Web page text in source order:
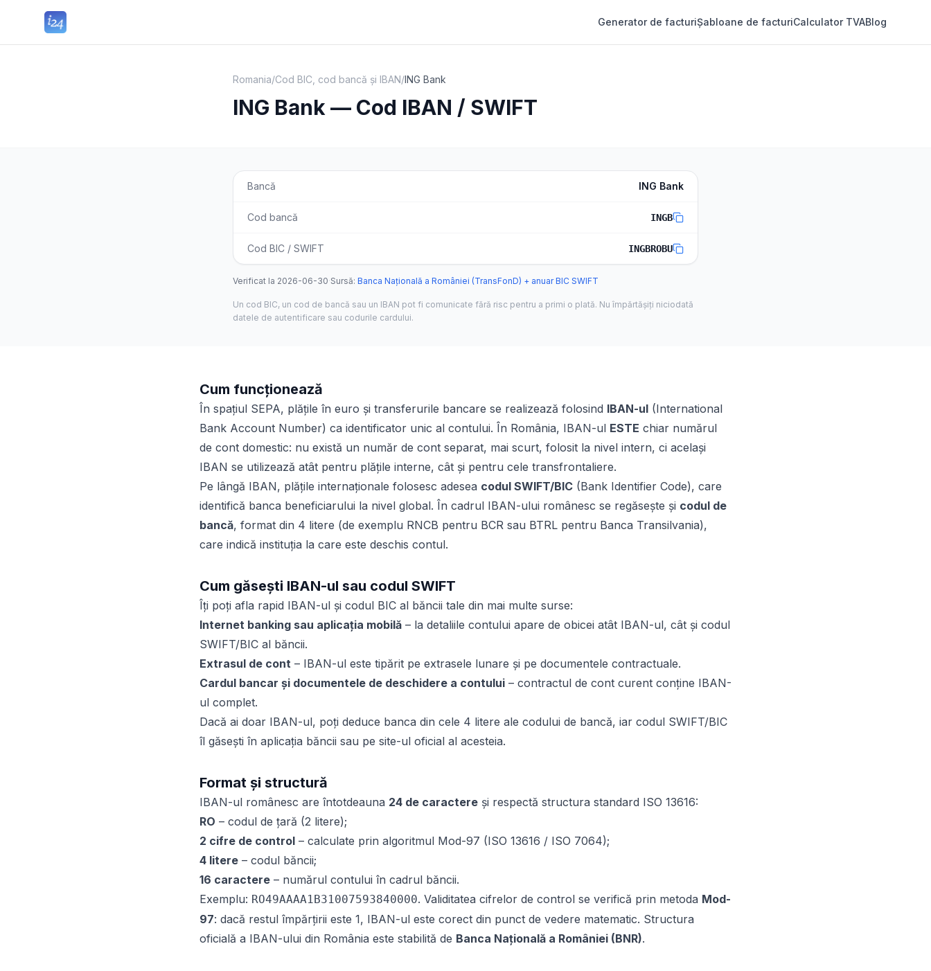
Generator de facturiȘabloane de facturiCalculator TVABlog
Romania/Cod BIC, cod bancă și IBAN/ING Bank
ING Bank — Cod IBAN / SWIFT
Bancă ING Bank
Cod bancă INGB
Cod BIC / SWIFT INGBROBU
Verificat la 2026-06-30·Sursă: Banca Națională a României (TransFonD) + anuar BIC SWIFT
Un cod BIC, un cod de bancă sau un IBAN pot fi comunicate fără risc pentru a primi o plată. Nu împărtășiți niciodată
datele de autentificare sau codurile cardului.
Cum funcționează
În spațiul SEPA, plățile în euro și transferurile bancare se realizează folosind IBAN-ul (International
Bank Account Number) ca identificator unic al contului. În România, IBAN-ul ESTE chiar numărul
de cont domestic: nu există un număr de cont separat, mai scurt, folosit la nivel intern, ci același
IBAN se utilizează atât pentru plățile interne, cât și pentru cele transfrontaliere.
Pe lângă IBAN, plățile internaționale folosesc adesea codul SWIFT/BIC (Bank Identifier Code), care
identifică banca beneficiarului la nivel global. În cadrul IBAN-ului românesc se regăsește și codul de
bancă, format din 4 litere (de exemplu RNCB pentru BCR sau BTRL pentru Banca Transilvania),
care indică instituția la care este deschis contul.
Cum găsești IBAN-ul sau codul SWIFT
Îți poți afla rapid IBAN-ul și codul BIC al băncii tale din mai multe surse:
Internet banking sau aplicația mobilă – la detaliile contului apare de obicei atât IBAN-ul, cât și codul
SWIFT/BIC al băncii.
Extrasul de cont – IBAN-ul este tipărit pe extrasele lunare și pe documentele contractuale.
Cardul bancar și documentele de deschidere a contului – contractul de cont curent conține IBAN-
ul complet.
Dacă ai doar IBAN-ul, poți deduce banca din cele 4 litere ale codului de bancă, iar codul SWIFT/BIC
îl găsești în aplicația băncii sau pe site-ul oficial al acesteia.
Format și structură
IBAN-ul românesc are întotdeauna 24 de caractere și respectă structura standard ISO 13616:
RO – codul de țară (2 litere);
2 cifre de control – calculate prin algoritmul Mod-97 (ISO 13616 / ISO 7064);
4 litere – codul băncii;
16 caractere – numărul contului în cadrul băncii.
Exemplu: RO49AAAA1B31007593840000. Validitatea cifrelor de control se verifică prin metoda Mod-
97: dacă restul împărțirii este 1, IBAN-ul este corect din punct de vedere matematic. Structura
oficială a IBAN-ului din România este stabilită de Banca Națională a României (BNR).